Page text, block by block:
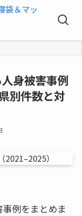
身被害事例
別件数と対
例をまとめま